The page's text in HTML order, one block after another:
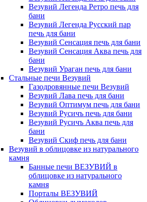
Везувий Легенда Ретро печь для
бани
Везувий Легенда Русский пар
печь для бани
Везувий Сенсация печь для бани
Везувий Сенсация Аква печь для
бани
Везувий Ураган печь для бани
Стальные печи Везувий
Газодровянные печи Везувий
Везувий Лава печь для бани
Везувий Оптимум печь для бани
Везувий Русичъ печь для бани
Везувий Русичъ Аква печь для
бани
Везувий Скиф печь для бани
Везувий в облицовке из натурального
камня
Банные печи ВЕЗУВИЙ в
облицовке из натурального
камня
Порталы ВЕЗУВИЙ